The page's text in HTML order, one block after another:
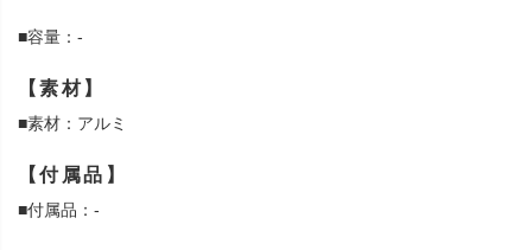
■容量：-
【素材】
■素材：アルミ
【付属品】
■付属品：-